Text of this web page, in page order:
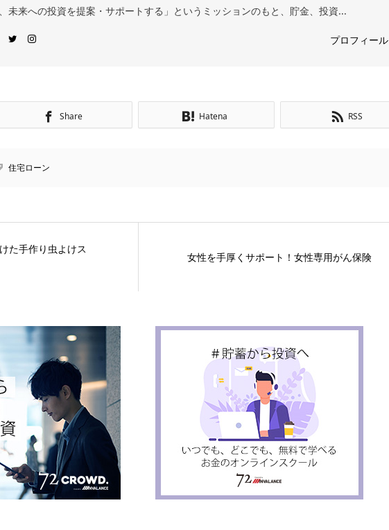
未来への投資を提案・サポートする」というミッションのもと、貯金、投資...
プロフィール
Share Hatena RSS
住宅ローン
た手作り虫よけス
女性を手厚くサポート！女性専用がん保険